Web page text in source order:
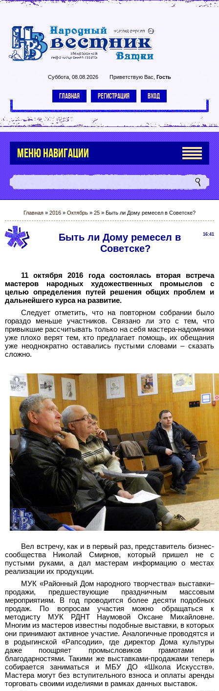
Суббота, 08.08.2026 Приветствую Вас Гость
ГЛАВНАЯ РЕГИСТРАЦИЯ ВХОД
МЕНЮ НАВИГАЦИИ
Главная » 2016 » Октябрь » 25 » Быть ли Дому ремесел в Советске?
16:41
Быть ли Дому ремесел в
Советске?
11 октября 2016 года состоялась вторая встреча
мастеров народных художественных промыслов с
целью определения путей решения общих проблем и
дальнейшего курса на развитие.
Следует отметить, что на повторном собрании было
гораздо меньше участников. Связано ли это с тем, что
привыкшие рассчитывать только на себя мастера-надомники
уже плохо верят тем, кто предлагает помощь, их обещания
уже неоднократно оставались пустыми словами – сказать
сложно.
Вел встречу, как и в первый раз, представитель бизнес-
сообщества Николай Смирнов, который пришел не с
пустыми руками, а дал мастерам информацию о местах
реализации их продукции.
МУК «Районный Дом народного творчества» выставки–
продажи, предшествующие праздничным массовым
мероприятиям. В год проводится более десяти подобных
продаж. По вопросам участия можно обращаться к
методисту МУК РДНТ Наумовой Оксане Михайловне.
Многим из мастеров известны подобные выставки, в которых
они принимают активное участие. Аналогичные проводятся и
в родыгинской «Рапсодии», где директор Дома культуры
даже поощряет промысловиков грамотами и
благодарностями. Такими же выставками-продажами теперь
собирается заниматься и МБУ ДО «Школа Искусств».
Мастера могут без вступительного взноса и оплаты аренды
торговать своими изделиями в рамках данных выставок.